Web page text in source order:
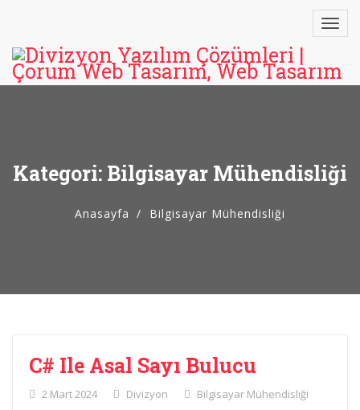
Kategori: Bilgisayar Mühendisliği
Anasayfa Bilgisayar Mühendisliği
C# Ile Asal Sayı Bulucu
2 Mart 2024 Divizyon Bilgisayar Mühendisliği